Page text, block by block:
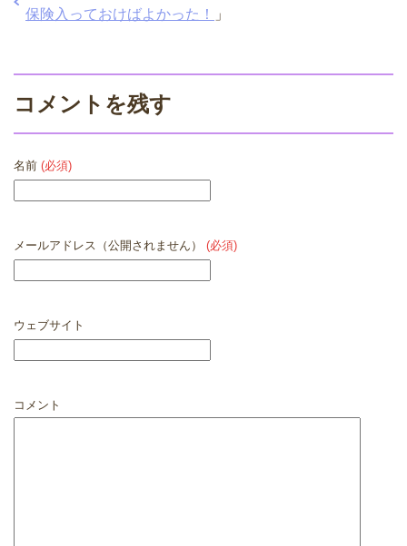
保険入っておけばよかった！
」
コメントを残す
名前 (必須)
メールアドレス（公開されません） (必須)
ウェブサイト
コメント